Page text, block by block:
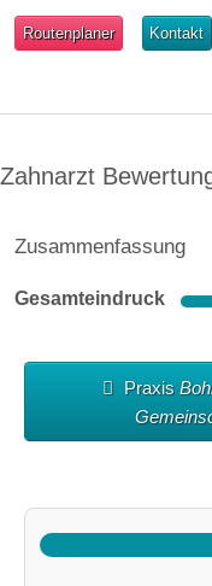
Routenplaner Kontakt
Zahnarzt
Zusammenfassung
Gesamteindruck
Praxis